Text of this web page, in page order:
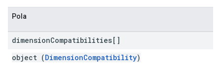
Pola
dimensionCompatibilities[]
object (DimensionCompatibility)